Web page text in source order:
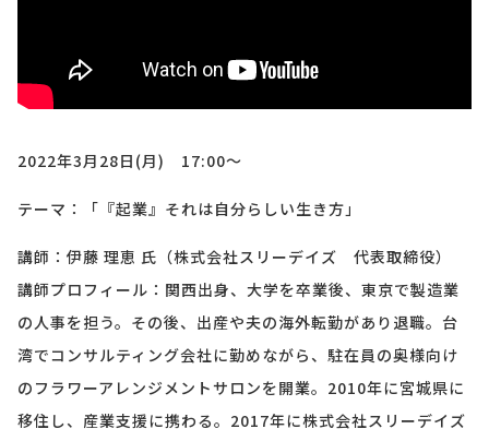
2022年3月28日(月) 17:00～
テーマ：「『起業』それは自分らしい生き方」
講師：伊藤 理恵 氏（株式会社スリーデイズ 代表取締役）
講師プロフィール：関西出身、大学を卒業後、東京で製造業
の人事を担う。その後、出産や夫の海外転勤があり退職。台
湾でコンサルティング会社に勤めながら、駐在員の奥様向け
のフラワーアレンジメントサロンを開業。2010年に宮城県に
移住し、産業支援に携わる。2017年に株式会社スリーデイズ